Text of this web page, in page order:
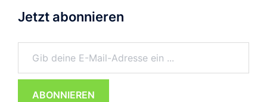
Jetzt abonnieren
Gib deine E-Mail-Adresse ein ...
ABONNIEREN